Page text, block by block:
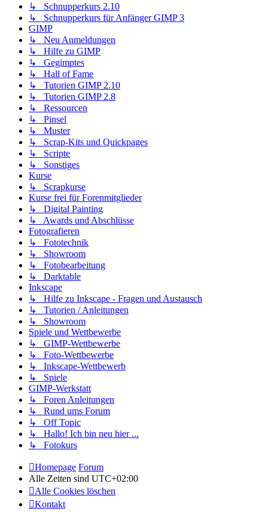
↳ Schnupperkurs 2.10
↳ Schnupperkurs für Anfänger GIMP 3
GIMP
↳ Neu Anmeldungen
↳ Hilfe zu GIMP
↳ Gegimptes
↳ Hall of Fame
↳ Tutorien GIMP 2.10
↳ Tutorien GIMP 2.8
↳ Ressourcen
↳ Pinsel
↳ Muster
↳ Scrap-Kits und Quickpages
↳ Scripte
↳ Sonstiges
Kurse
↳ Scrapkurse
Kurse frei für Forenmitglieder
↳ Digital Painting
↳ Awards und Abschlüsse
Fotografieren
↳ Fototechnik
↳ Showroom
↳ Fotobearbeitung
↳ Darktable
Inkscape
↳ Hilfe zu Inkscape - Fragen und Austausch
↳ Tutorien / Anleitungen
↳ Showroom
Spiele und Wettbewerbe
↳ GIMP-Wettbewerbe
↳ Foto-Wettbewerbe
↳ Inkscape-Wettbewerb
↳ Spiele
GIMP-Werkstatt
↳ Foren Anleitungen
↳ Rund ums Forum
↳ Off Topic
↳ Hallo! Ich bin neu hier ...
↳ Fotokurs
Homepage Forum
Alle Zeiten sind UTC+02:00
Alle Cookies löschen
Kontakt